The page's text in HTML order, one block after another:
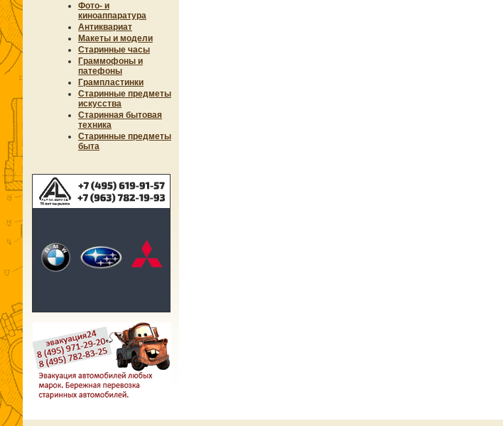
Фото- и
киноаппаратура
Антиквариат
Макеты и модели
Старинные часы
Граммофоны и
патефоны
Грампластинки
Старинные предметы
искусства
Старинная бытовая
техника
Старинные предметы
быта